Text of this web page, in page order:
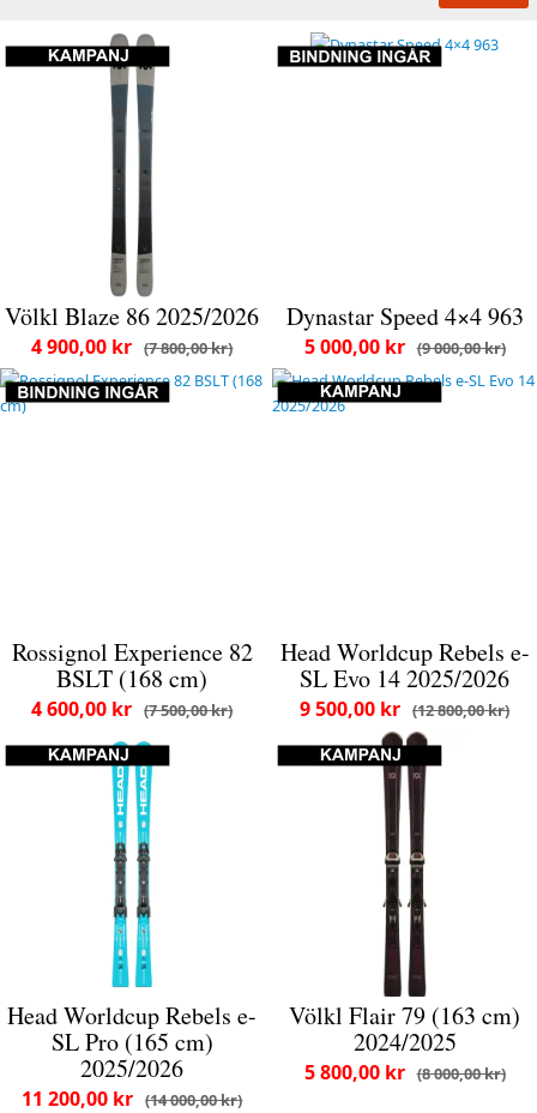
Völkl Blaze 86 2025/2026
7 800,00 kr
4 900,00 kr
Dynastar Speed 4×4 963
9 000,00 kr
5 000,00 kr
Rossignol Experience 82
BSLT (168 cm)
7 500,00 kr
4 600,00 kr
Head Worldcup Rebels e-
SL Evo 14 2025/2026
12 800,00 kr
9 500,00 kr
Head Worldcup Rebels e-
SL Pro (165 cm)
2025/2026
14 000,00 kr
11 200,00 kr
Völkl Flair 79 (163 cm)
2024/2025
8 000,00 kr
5 800,00 kr